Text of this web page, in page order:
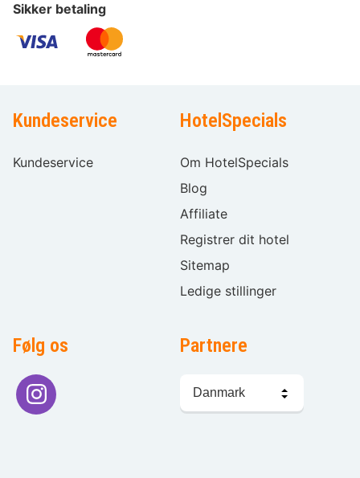
Sikker betaling
Kundeservice
Kundeservice
HotelSpecials
Om HotelSpecials
Blog
Affiliate
Registrer dit hotel
Sitemap
Ledige stillinger
Følg os Partnere